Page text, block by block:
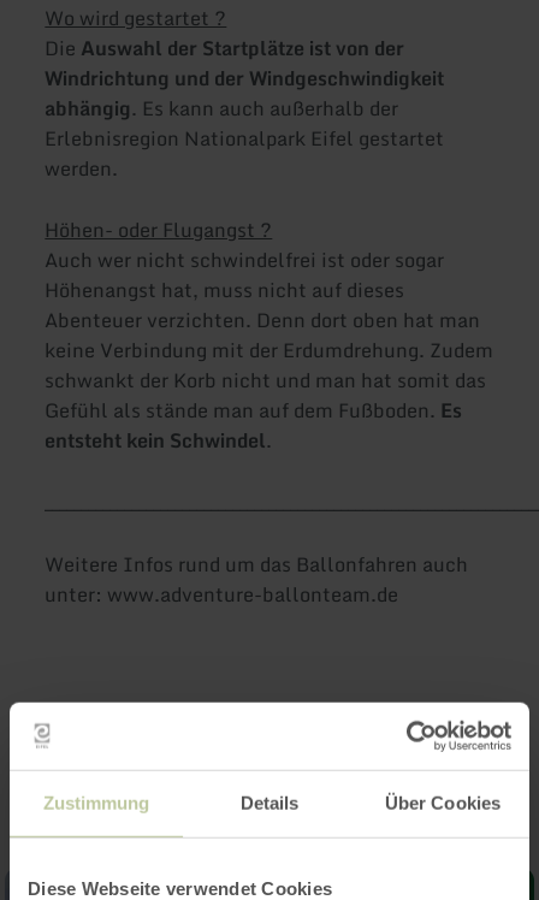
Zustimmung Details Über Cookies
Diese Webseite verwendet Cookies
Wo wird gestartet ?
Die Auswahl der Startplätze ist von der
Windrichtung und der Windgeschwindigkeit
abhängig. Es kann auch außerhalb der
Erlebnisregion Nationalpark Eifel gestartet
werden.
Höhen- oder Flugangst ?
Auch wer nicht schwindelfrei ist oder sogar
Höhenangst hat, muss nicht auf dieses
Abenteuer verzichten. Denn dort oben hat man
keine Verbindung mit der Erdumdrehung. Zudem
schwankt der Korb nicht und man hat somit das
Gefühl als stände man auf dem Fußboden. Es
entsteht kein Schwindel.
Weitere Infos rund um das Ballonfahren auch
unter: www.adventure-ballonteam.de
Impressionen